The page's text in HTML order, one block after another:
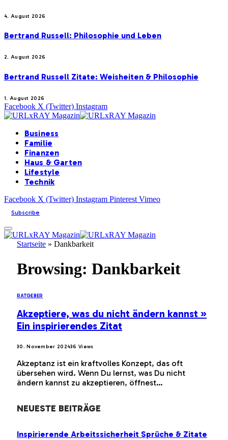
4. August 2026
Bertrand Russell: Philosophie und Leben
2. August 2026
Bertrand Russell Zitate: Weisheiten & Philosophie
1. August 2026
Facebook X (Twitter) Instagram
Business
Familie
Finanzen
Haus & Garten
Lifestyle
Technik
Facebook X (Twitter) Instagram Pinterest Vimeo
Subscribe
Startseite » Dankbarkeit
Browsing: Dankbarkeit
RATGEBER
Akzeptiere, was du nicht ändern kannst »
Ein inspirierendes Zitat
30. November 202436Views
Akzeptanz ist ein kraftvolles Konzept, das oft
übersehen wird. Wenn Du lernst, was Du nicht
ändern kannst zu akzeptieren, öffnest…
NEUESTE BEITRÄGE
Inspirierende Arbeitssicherheit Sprüche & Zitate